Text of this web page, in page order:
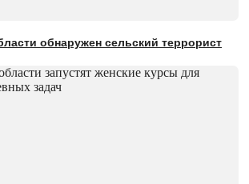
обнаружен сельский террорист